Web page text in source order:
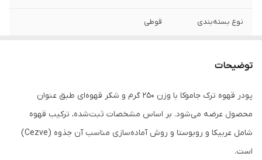
نوع بسته‌بندی قوطی
مناسب برای دستگاه جذوه (Cezve)
توضیحات
پودر قهوه ترک جاموکا با وزن 250 گرم و شکر قهوه‌ای طبق عنوان
محصول عرضه می‌شود. بر اساس مشخصات ثبت‌شده، ترکیب قهوه
شامل عربیکا و روبوستا و روش آماده‌سازی مناسب آن جذوه (Cezve)
است.